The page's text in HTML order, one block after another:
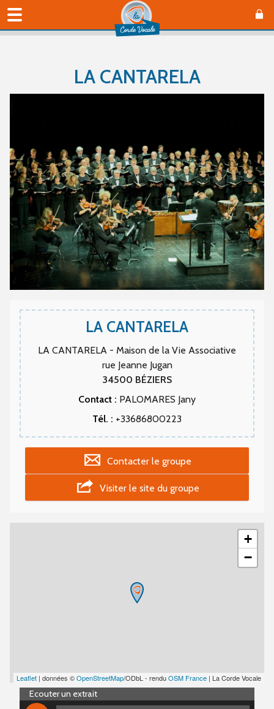
LA CANTARELA
LA CANTARELA
LA CANTARELA - Maison de la Vie Associative
rue Jeanne Jugan
34500 BÉZIERS
Contact : PALOMARES Jany
Tél. : +33686800223
Contacter le groupe
Visiter le site du groupe
+
−
Leaflet | données ©OpenStreetMap/ODbL - renduOSM France | La Corde Vocale
Ecouter un extrait